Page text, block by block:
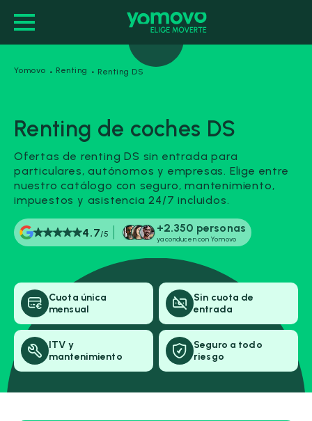
Yomovo · Renting · Renting DS
Renting de coches DS
Ofertas de renting DS sin entrada para
particulares, autónomos y empresas. Elige entre
nuestro catálogo con seguro, mantenimiento,
impuestos y asistencia 24/7 incluidos.
4.7/5 +2.350 personas
ya conducen con Yomovo
Cuota única
mensual
Sin cuota de
entrada
ITV y
mantenimiento
Seguro a todo
riesgo
24 meses 36 meses 48 meses
60 meses 72 meses
Carrocería